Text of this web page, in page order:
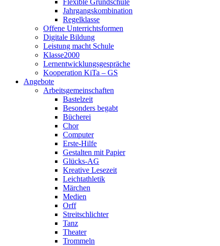
Flexible Grundschule
Jahrgangskombination
Regelklasse
Offene Unterrichtsformen
Digitale Bildung
Leistung macht Schule
Klasse2000
Lernentwicklungsgespräche
Kooperation KiTa – GS
Angebote
Arbeitsgemeinschaften
Bastelzeit
Besonders begabt
Bücherei
Chor
Computer
Erste-Hilfe
Gestalten mit Papier
Glücks-AG
Kreative Lesezeit
Leichtathletik
Märchen
Medien
Orff
Streitschlichter
Tanz
Theater
Trommeln